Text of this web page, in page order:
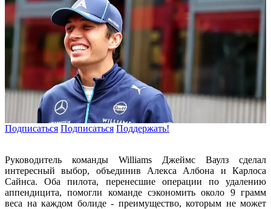
Подписаться Подписаться Поддержать!
Руководитель команды Williams Джеймс Ваулз сделал
интересный выбор, объединив Алекса Албона и Карлоса
Сайнса. Оба пилота, перенесшие операции по удалению
аппендицита, помогли команде сэкономить около 9 грамм
веса на каждом болиде - преимущество, которым не может